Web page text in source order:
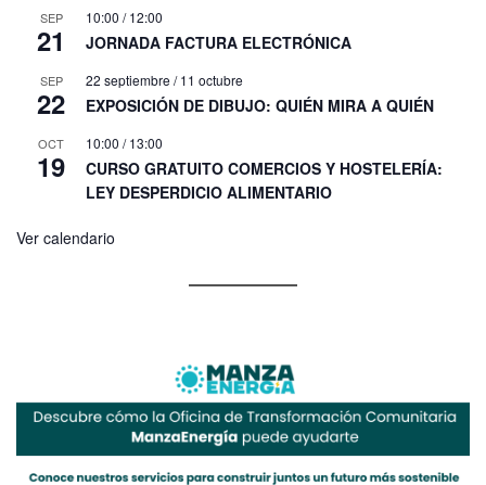
SEP
21
10:00 /12:00
JORNADA FACTURA ELECTRÓNICA
SEP
22
22 septiembre /11 octubre
EXPOSICIÓN DE DIBUJO: QUIÉN MIRA A QUIÉN
OCT
19
10:00 /13:00
CURSO GRATUITO COMERCIOS Y HOSTELERÍA:
LEY DESPERDICIO ALIMENTARIO
Ver calendario